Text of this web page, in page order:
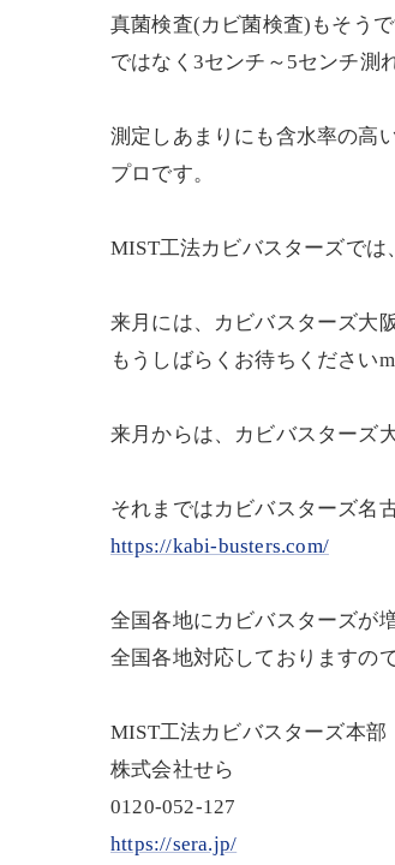
真菌検査(カビ菌検査)もそう
ではなく3センチ～5センチ測
測定しあまりにも含水率の高
プロです。
MIST工法カビバスターズでは
来月には、カビバスターズ大
もうしばらくお待ちください
来月からは、カビバスターズ
それまではカビバスターズ名
https://kabi-busters.com/
全国各地にカビバスターズが
全国各地対応しておりますの
MIST工法カビバスターズ本部
株式会社せら
0120-052-127
https://sera.jp/